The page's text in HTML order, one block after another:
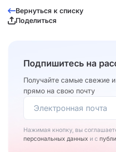
Вернуться к списку
Поделиться
Подпишитесь на
Получайте самые свежие
прямо на свою почту
Нажимая кнопку, вы
персональных данных и с